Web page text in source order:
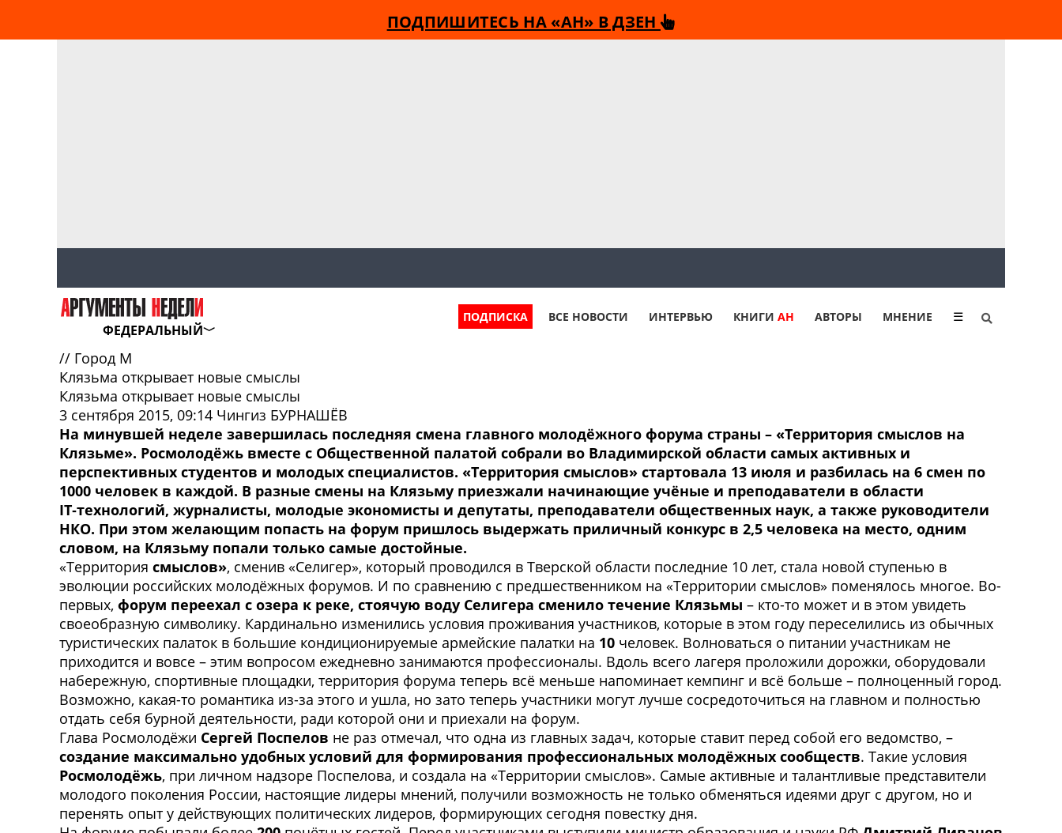
ПОДПИШИТЕСЬ НА «АН» В ДЗЕН
ФЕДЕРАЛЬНЫЙ
ПОДПИСКА ВСЕ НОВОСТИ ИНТЕРВЬЮ КНИГИ АН АВТОРЫ МНЕНИЕ ☰
// Город М
Клязьма открывает новые смыслы
Клязьма открывает новые смыслы
3 сентября 2015, 09:14 Чингиз БУРНАШЁВ
На минувшей неделе завершилась последняя смена главного молодёжного форума страны – «Территория смыслов на
Клязьме». Росмолодёжь вместе с Общественной палатой собрали во Владимирской области самых активных и
перспективных студентов и молодых специалистов. «Территория смыслов» стартовала 13 июля и разбилась на 6 смен по
1000 человек в каждой. В разные смены на Клязьму приезжали начинающие учёные и преподаватели в области
IT‑технологий, журналисты, молодые экономисты и депутаты, преподаватели общественных наук, а также руководители
НКО. При этом желающим попасть на форум пришлось выдержать приличный конкурс в 2,5 человека на место, одним
словом, на Клязьму попали только самые достойные.
«Территория смыслов», сменив «Селигер», который проводился в Тверской области последние 10 лет, стала новой ступенью в
эволюции российских молодёжных форумов. И по сравнению с предшественником на «Территории смыслов» поменялось многое. Во-
первых, форум переехал с озера к реке, стоячую воду Селигера сменило течение Клязьмы – кто-то может и в этом увидеть
своеобразную символику. Кардинально изменились условия проживания участников, которые в этом году переселились из обычных
туристических палаток в большие кондиционируемые армейские палатки на 10 человек. Волноваться о питании участникам не
приходится и вовсе – этим вопросом ежедневно занимаются профессионалы. Вдоль всего лагеря проложили дорожки, оборудовали
набережную, спортивные площадки, территория форума теперь всё меньше напоминает кемпинг и всё больше – полноценный город.
Возможно, какая-то романтика из-за этого и ушла, но зато теперь участники могут лучше сосредоточиться на главном и полностью
отдать себя бурной деятельности, ради которой они и приехали на форум.
Глава Росмолодёжи Сергей Поспелов не раз отмечал, что одна из главных задач, которые ставит перед собой его ведомство, –
создание максимально удобных условий для формирования профессиональных молодёжных сообществ. Такие условия
Росмолодёжь, при личном надзоре Поспелова, и создала на «Территории смыслов». Самые активные и талантливые представители
молодого поколения России, настоящие лидеры мнений, получили возможность не только обменяться идеями друг с другом, но и
перенять опыт у действующих политических лидеров, формирующих сегодня повестку дня.